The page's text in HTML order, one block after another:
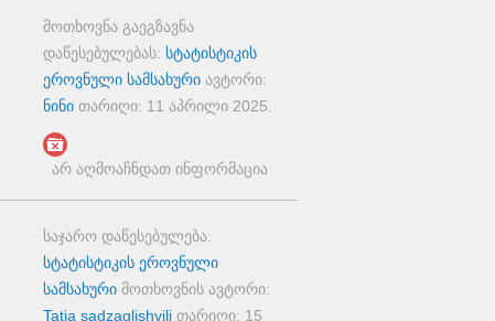
მოთხოვნა გაეგზავნა
დაწესებულებას: სტატისტიკის
ეროვნული სამსახურიავტორი:
ნინითარიღი: 11 აპრილი 2025
არ აღმოაჩნდათ ინფორმაცია
საჯარო დაწესებულება:
სტატისტიკის ეროვნული
სამსახურიმოთხოვნის ავტორი:
Tatia sadzaglishviliთარიღი: 15